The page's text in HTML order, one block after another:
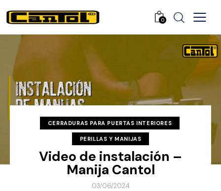
0
CERRADURAS PARA PUERTAS INTERIORES
PERILLAS Y MANIJAS
Video de instalación –
Manija Cantol
03/06/2024